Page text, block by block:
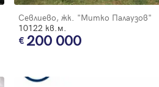
Севлиево, жк. "Митко Палаузов"
10122 кв.м.
200 000